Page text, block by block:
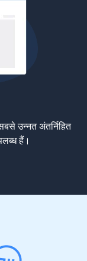
उन्नत अंतर्निहित
हैं।